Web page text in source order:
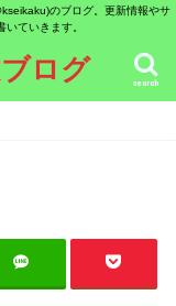
のブログ。更新情報やサ
ていきます。
ログ search